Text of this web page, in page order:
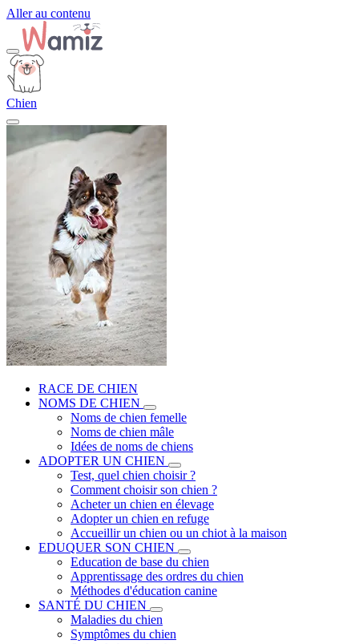
Aller au contenu
Chien
RACE DE CHIEN
NOMS DE CHIEN
Noms de chien femelle
Noms de chien mâle
Idées de noms de chiens
ADOPTER UN CHIEN
Test, quel chien choisir ?
Comment choisir son chien ?
Acheter un chien en élevage
Adopter un chien en refuge
Accueillir un chien ou un chiot à la maison
EDUQUER SON CHIEN
Education de base du chien
Apprentissage des ordres du chien
Méthodes d'éducation canine
SANTÉ DU CHIEN
Maladies du chien
Symptômes du chien